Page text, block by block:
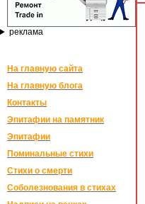
реклама
На главную сайта
На главную блога
Контакты
Эпитафии на памятник
Эпитафии
Поминальные стихи
Стихи о смерти
Соболезнования в стихах